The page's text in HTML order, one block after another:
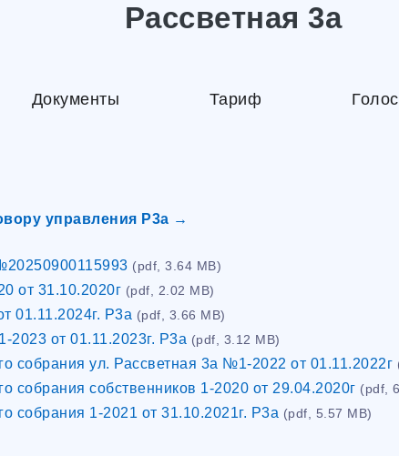
Рассветная 3а
Документы Тариф
управления Р3а →
(pdf, 3.64 MB)
от 31.10.2020г (pdf, 2.02 MB)
01.11.2024г. Р3а (pdf, 3.66 MB)
2023 от 01.11.2023г. Р3а (pdf, 3.12 MB)
собрания ул. Рассветная 3а №1-2022 от 01.11.2022г
собрания собственников 1-2020 от 29.04.2020г (pdf,
собрания 1-2021 от 31.10.2021г. Р3а (pdf, 5.57 MB)